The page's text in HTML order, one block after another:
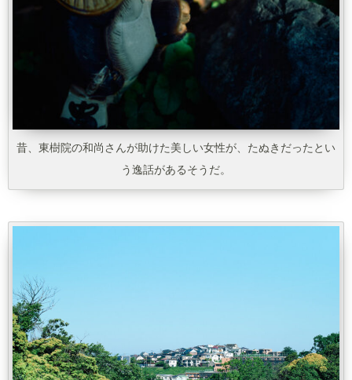
昔、東樹院の和尚さんが助けた美しい女性が、たぬきだったとい
う逸話があるそうだ。